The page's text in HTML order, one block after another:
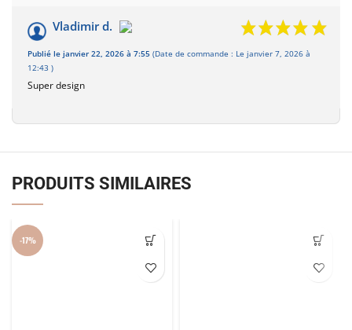
Vladimir d.
Publié le janvier 22, 2026 à 7:55 (Date de commande : Le janvier 7, 2026 à
12:43 )
Super design
PRODUITS SIMILAIRES
-17%